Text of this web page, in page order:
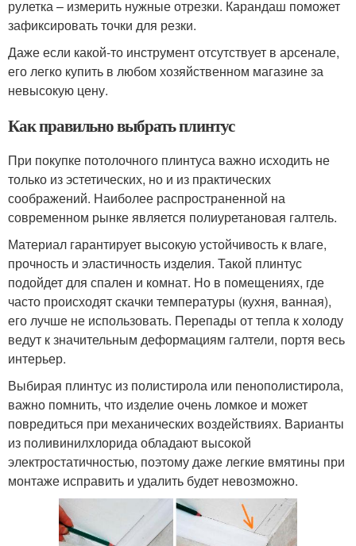
рулетка – измерить нужные отрезки. Карандаш поможет
зафиксировать точки для резки.
Даже если какой-то инструмент отсутствует в арсенале,
его легко купить в любом хозяйственном магазине за
невысокую цену.
Как правильно выбрать плинтус
При покупке потолочного плинтуса важно исходить не
только из эстетических, но и из практических
соображений. Наиболее распространенной на
современном рынке является полиуретановая галтель.
Материал гарантирует высокую устойчивость к влаге,
прочность и эластичность изделия. Такой плинтус
подойдет для спален и комнат. Но в помещениях, где
часто происходят скачки температуры (кухня, ванная),
его лучше не использовать. Перепады от тепла к холоду
ведут к значительным деформациям галтели, портя весь
интерьер.
Выбирая плинтус из полистирола или пенополистирола,
важно помнить, что изделие очень ломкое и может
повредиться при механических воздействиях. Варианты
из поливинилхлорида обладают высокой
электростатичностью, поэтому даже легкие вмятины при
монтаже исправить и удалить будет невозможно.